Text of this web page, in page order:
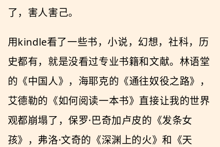
了，害人害己。
用kindle看了一些书，小说，幻想，社科，历
史都有，就是没看过专业书籍和文献。林语堂
的《中国人》，海耶克的《通往奴役之路》，
艾德勒的《如何阅读一本书》直接让我的世界
观都崩塌了，保罗·巴奇加卢皮的《发条女
孩》，弗洛·文奇的《深渊上的火》和《天